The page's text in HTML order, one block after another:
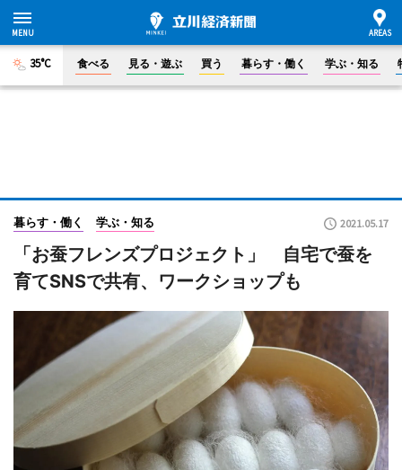
35°C 食べる 見る・遊ぶ 買う 暮らす・働く 学ぶ・知る
暮らす・働く 学ぶ・知る 2021.05.17
「お蚕フレンズプロジェクト」 自宅で蚕を
育てSNSで共有、ワークショップも